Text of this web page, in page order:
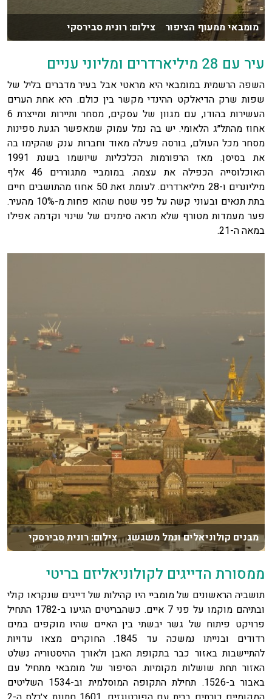
מומבאי ממעוף הציפור צילום: רונית סבירסקי
עיר עם 28 מיליארדרים ומליוני עניים
השפה הרשמית במומבאי היא מראטי אבל בעיר מדברים בליל של
שפות שרק הדיאלקט ההינדי מקשר בין כולם. היא אחת הערים
העשירות בהודו, עם מגוון של עסקים, מסחר ותיירות ומייצרת 6
אחוז מהתל״ג הלאומי. יש בה נמל עמוק שמאפשר הגעת ספינות
מסחר מכל העולם, בורסה פעילה מאוד וחברות ענק שהקימו בה
את בסיסן. מאז הרפורמות הכלכליות שיושמו בשנת 1991
האוכלוסייה הכפילה את עצמה. במומביי מתגוררים 46 אלף
מיליונרים ו-28 מיליארדרים. לעומת זאת 50 אחוז מהתושבים חיים
בתת תנאים ובעוני קשה על פני שטח שהוא פחות מ-10% מהעיר.
פער מעמדות מטורף שלא מראה סימנים של שינוי וקדמה אפילו
במאה ה-21.
מבנים קולוניאלים ונמל משגשג צילום: רונית סבירסקי
ממסורת הדייגים לקולוניאליזם בריטי
תושביה הראשונים של מומביי היו קהילות של דייגים שנקראו קולי
ובתיהם מוקמו על פני 7 איים. כשהבריטים הגיעו ב-1782 התחיל
פרויקט פיתוח של גשר יבשתי בין האיים שהיו מוקפים במים
רדודים ובנייתו נמשכה עד 1845. החוקרים מצאו עדויות
להתיישבות באזור כבר בתקופת האבן ולאורך ההיסטוריה נשלט
האזור תחת שושלות מקומיות. הסיפור של מומבאי מתחיל עם
באבור ב-1526. תחילת התקופה המוסלמית וב-1534 השליטים